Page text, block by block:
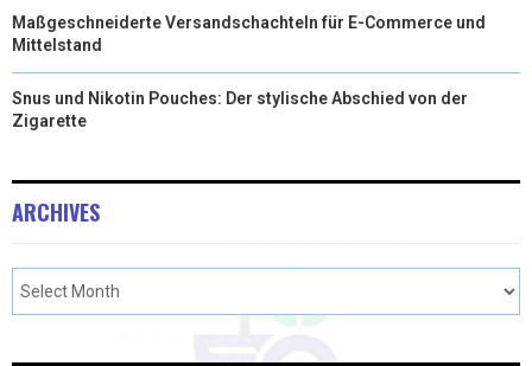
Maßgeschneiderte Versandschachteln für E-Commerce und
Mittelstand
Snus und Nikotin Pouches: Der stylische Abschied von der
Zigarette
ARCHIVES